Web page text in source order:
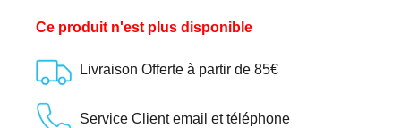
Ce produit n'est plus disponible
Livraison Offerte à partir de 85€
Service Client email et téléphone